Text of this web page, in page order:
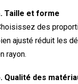
Taille et forme
des
ajusté réduit les
rayon.
Qualité des